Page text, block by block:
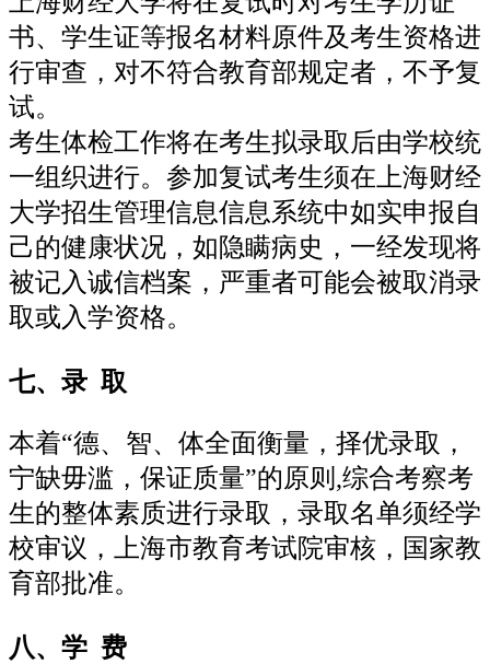
书、学生证等报名材料原件及考生资格进
行审查，对不符合教育部规定者，不予复
试。
考生体检工作将在考生拟录取后由学校统
一组织进行。参加复试考生须在上海财经
大学招生管理信息信息系统中如实申报自
己的健康状况，如隐瞒病史，一经发现将
被记入诚信档案，严重者可能会被取消录
取或入学资格。
七、录 取
本着“德、智、体全面衡量，择优录取，
宁缺毋滥，保证质量”的原则,综合考察考
生的整体素质进行录取，录取名单须经学
校审议，上海市教育考试院审核，国家教
育部批准。
八、学 费